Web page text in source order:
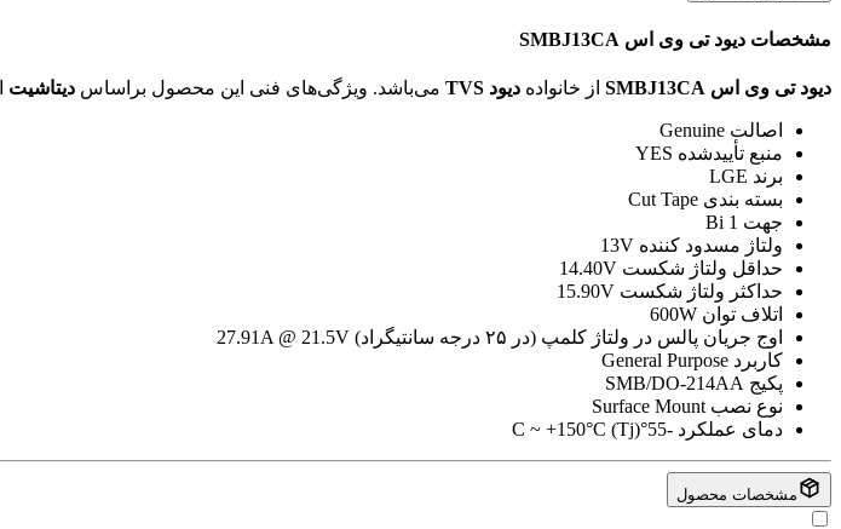
مشخصات دیود تی وی اس SMBJ13CA
دیود تی وی اس SMBJ13CA از خانواده دیود TVS می‌باشد. ویژگی‌های فنی این محصول براساس دیتاشیت
اصالت Genuine
منبع تأیید‌شده YES
برند LGE
بسته بندی Cut Tape
جهت 1 Bi
ولتاژ مسدود کننده 13V
حداقل ولتاژ شکست 14.40V
حداکثر ولتاژ شکست 15.90V
اتلاف توان 600W
اوج جریان پالس در ولتاژ کلمپ (در ۲۵ درجه سانتیگراد)
27.91A @ 21.5V
کاربرد General Purpose
پکیج SMB/DO-214AA
نوع نصب Surface Mount
دمای عملکرد -55°C ~ +150°C (Tj)
مشخصات محصول